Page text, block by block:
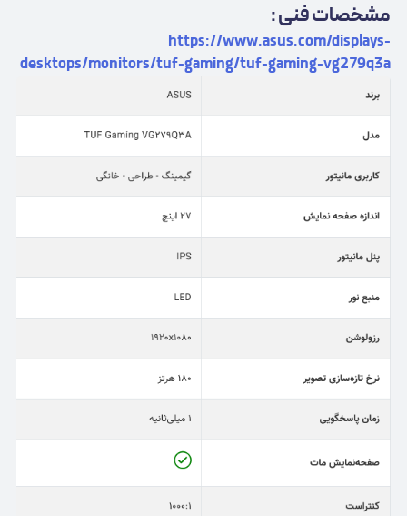
مشخصات فنی :
https://www.asus.com/displays-
desktops/monitors/tuf-gaming/tuf-gaming-vg279q3a